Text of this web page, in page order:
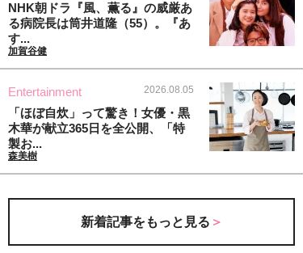
NHK朝ドラ『風、薫る』の威厳あ
る病院長は筒井道隆（55）。『あ
す...
加賀谷健
Entertainment 2026.08.05
「ほぼ自炊」って驚き！女優・黒
木華が献立365日を全公開、「特
製お...
森美樹
新着記事をもっと見る